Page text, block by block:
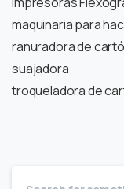
maquinaria para
ranuradora de
suajadora
troqueladora de